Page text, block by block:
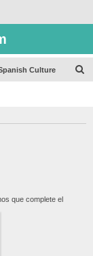
Culture
que complete el